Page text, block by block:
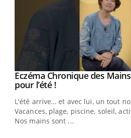
Youtube
Eczéma Chronique des
pour l’été !Youtube
L'été arrive… et avec lui, un tout
Vacances, plage, piscine, soleil,
Nos mains sont ...